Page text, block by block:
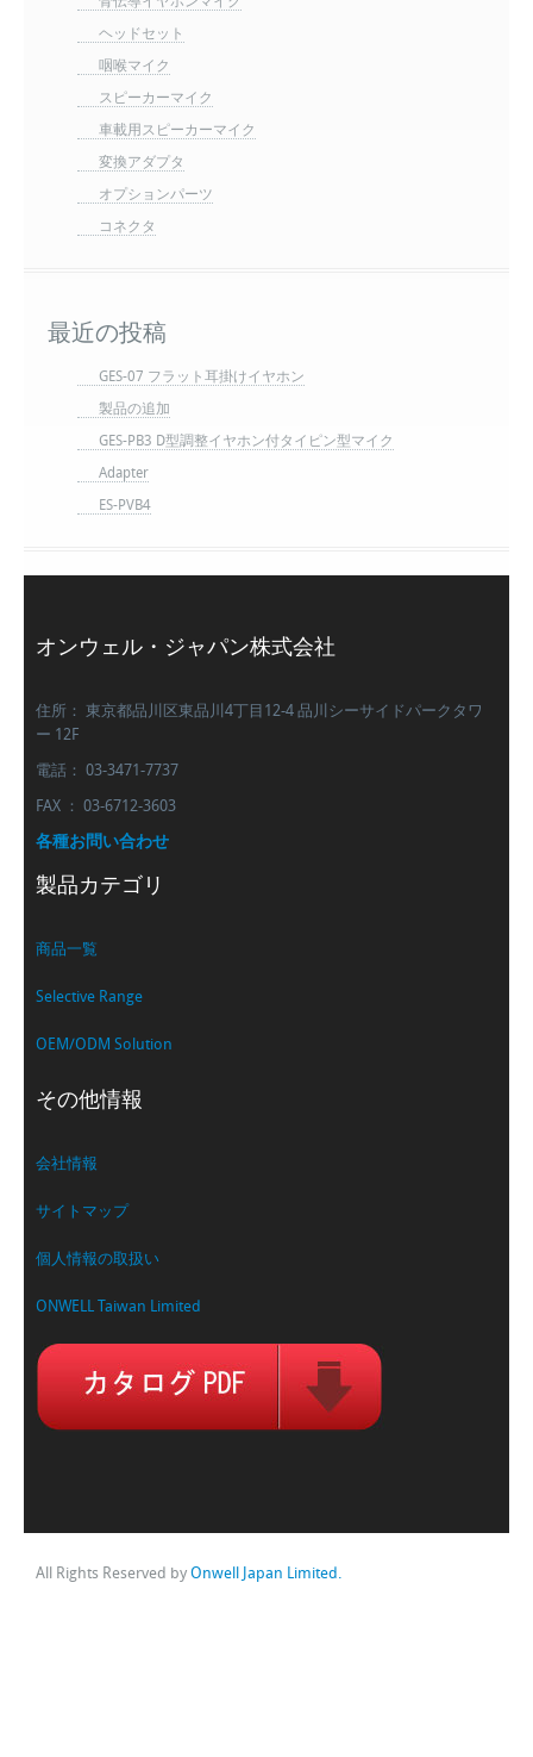
ヘッドセット
咽喉マイク
スピーカーマイク
車載用スピーカーマイク
変換アダプタ
オプションパーツ
コネクタ
最近の投稿
GES-07 フラット耳掛けイヤホン
製品の追加
GES-PB3 D型調整イヤホン付タイピン型マイク
Adapter
ES-PVB4
オンウェル・ジャパン株式会社
住所： 東京都品川区東品川4丁目12-4 品川シーサイドパークタワ
ー 12F
電話： 03-3471-7737
FAX ： 03-6712-3603
各種お問い合わせ
製品カテゴリ
商品一覧
Selective Range
OEM/ODM Solution
その他情報
会社情報
サイトマップ
個人情報の取扱い
ONWELL Taiwan Limited
All Rights Reserved by Onwell Japan Limited.